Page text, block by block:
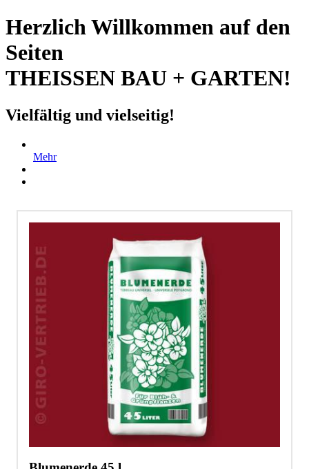
Herzlich Willkommen auf den
Seiten
THEISSEN BAU + GARTEN!
Vielfältig und vielseitig!
Mehr